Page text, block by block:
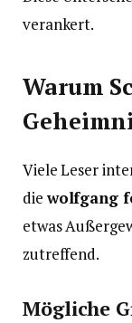
verankert.
Warum
Viele Leser
diewolfgang
etwas
zutreffend.
Mögliche